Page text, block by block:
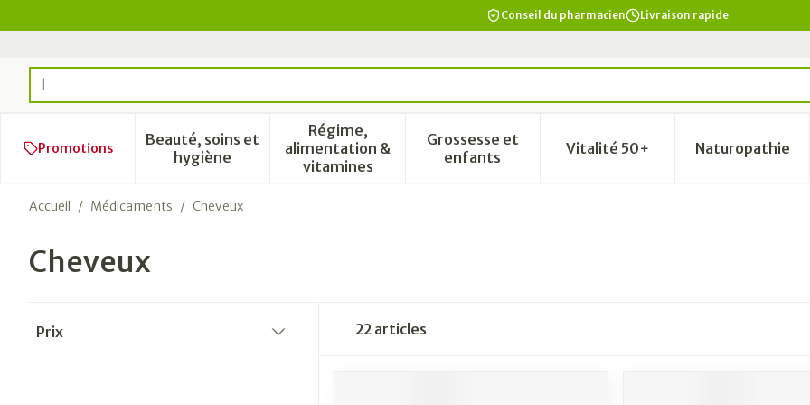
Conseil du pharmacien Livraison rapide
Rechercher
Promotions
Beauté, soins et
hygièneAfficher le sous-menu pour la catégorie Beauté, soins et hygiène
Régime,
alimentation &
vitamines
Afficher le sous-menu pour la catégorie Régime, alimentation &
Grossesse et
enfantsAfficher le sous-menu pour la catégorie
Vitalité 50+Afficher le sous-menu pour
Naturopathie
Afficher
Accueil / Médicaments / Cheveux
Cheveux
Prix
22 articles